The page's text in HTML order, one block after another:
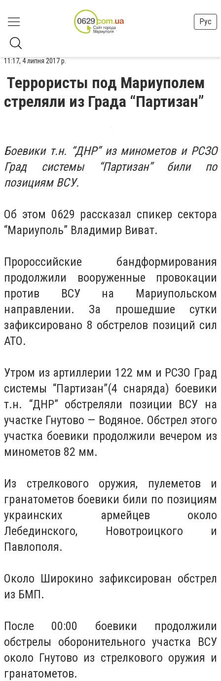
Рус
11:17, 4 липня 2017 р.
Террористы под Мариуполем
стреляли из Града “Партизан”
Боевики т.н. “ДНР” из минометов и РСЗО
Град системы “Партизан” били по
позициям ВСУ.
Об этом 0629 рассказал спикер сектора
“Мариуполь” Владимир Виват.
Пророссийские бандформирования
продолжили вооруженные провокации
против ВСУ на Мариупольском
направлении. За прошедшие сутки
зафиксировано 8 обстрелов позиций сил
АТО.
Утром из артиллерии 122 мм и РСЗО Град
системы “Партизан”(4 снаряда) боевики
т.н. “ДНР” обстреляли позиции ВСУ на
участке Гнутово — Водяное. Обстрел этого
участка боевики продолжили вечером из
минометов 82 мм.
Из стрелкового оружия, пулеметов и
гранатометов боевики били по позициям
украинских армейцев около
Лебединского, Новотроицкого и
Павлополя.
Около Широкино зафиксирован обстрел
из БМП.
После 00:00 боевики продолжили
обстрелы оборонительного участка ВСУ
около Гнутово из стрелкового оружия и
гранатометов.